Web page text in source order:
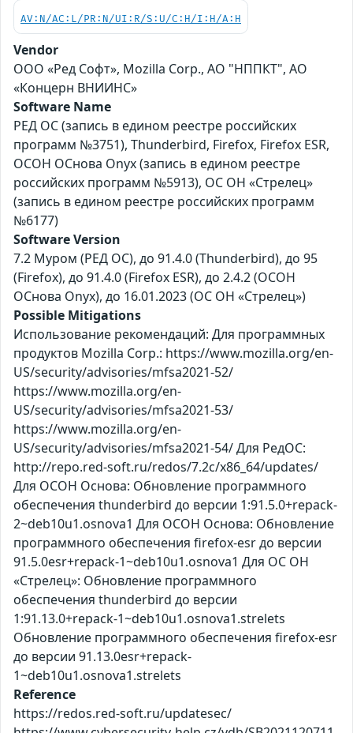
AV:N/AC:L/PR:N/UI:R/S:U/C:H/I:H/A:H
Vendor
ООО «Ред Софт», Mozilla Corp., АО "НППКТ", АО
«Концерн ВНИИНС»
Software Name
РЕД ОС (запись в едином реестре российских
программ №3751), Thunderbird, Firefox, Firefox ESR,
ОСОН ОСнова Оnyx (запись в едином реестре
российских программ №5913), ОС ОН «Стрелец»
(запись в едином реестре российских программ
№6177)
Software Version
7.2 Муром (РЕД ОС), до 91.4.0 (Thunderbird), до 95
(Firefox), до 91.4.0 (Firefox ESR), до 2.4.2 (ОСОН
ОСнова Оnyx), до 16.01.2023 (ОС ОН «Стрелец»)
Possible Mitigations
Использование рекомендаций: Для программных
продуктов Mozilla Corp.: https://www.mozilla.org/en-
US/security/advisories/mfsa2021-52/
https://www.mozilla.org/en-
US/security/advisories/mfsa2021-53/
https://www.mozilla.org/en-
US/security/advisories/mfsa2021-54/ Для РедОС:
http://repo.red-soft.ru/redos/7.2c/x86_64/updates/
Для ОСОН Основа: Обновление программного
обеспечения thunderbird до версии 1:91.5.0+repack-
2~deb10u1.osnova1 Для ОСОН Основа: Обновление
программного обеспечения firefox-esr до версии
91.5.0esr+repack-1~deb10u1.osnova1 Для ОС ОН
«Стрелец»: Обновление программного
обеспечения thunderbird до версии
1:91.13.0+repack-1~deb10u1.osnova1.strelets
Обновление программного обеспечения firefox-esr
до версии 91.13.0esr+repack-
1~deb10u1.osnova1.strelets
Reference
https://redos.red-soft.ru/updatesec/